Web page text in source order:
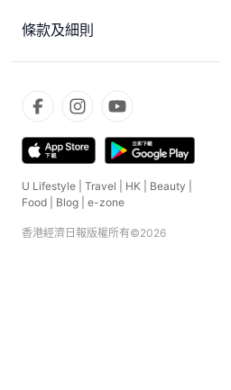
條款及細則
U Lifestyle Travel HK Beauty
Food
Blog e-zone
香港經濟日報版權所有©2026